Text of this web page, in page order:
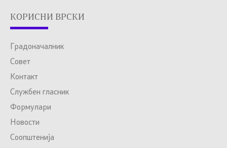
КОРИСНИ ВРСКИ
Градоначалник
Совет
Контакт
Службен гласник
Формулари
Новости
Соопштенија